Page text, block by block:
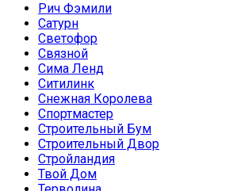
Рич Фэмили
Сатурн
Светофор
Связной
Сима Ленд
Ситилинк
Снежная Королева
Спортмастер
Строительный Бум
Строительный Двор
Стройландия
Твой Дом